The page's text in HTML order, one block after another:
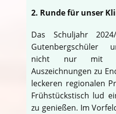
2. Runde für unser
Das Schuljahr
Gutenbergschüler
nicht nur mit
Auszeichnungen zu
leckeren regionalen
Frühstückstisch lud
zu genießen. Im